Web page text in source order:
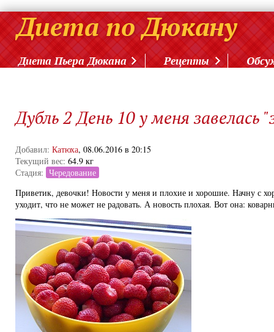
Диета Пьера Дюкана Рецепты
Дубль 2 День 10 у меня завелась
Добавил: Катюха, 08.06.2016 в 20:15
Текущий вес: 64.9 кг
Стадия: Чередование
Приветик, девочки! Новости у меня и плохие и хорошие. Начну с
уходит, что не может не радовать. А новость плохая. Вот она: